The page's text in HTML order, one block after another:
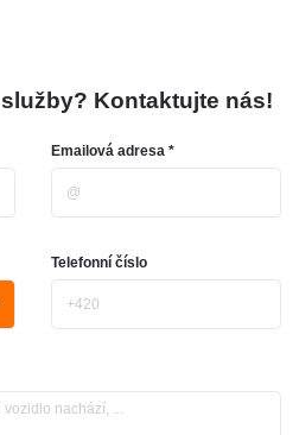
Kontaktujte nás!
Emailová adresa *
Telefonní číslo